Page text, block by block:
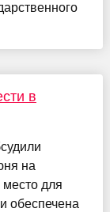
в
на
для
обеспечена